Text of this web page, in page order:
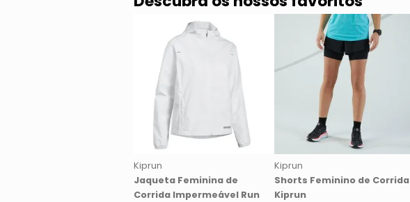
Kiprun
Jaqueta Feminina de
Corrida Impermeável Run
Kiprun
Shorts Feminino de Corrida
Kiprun